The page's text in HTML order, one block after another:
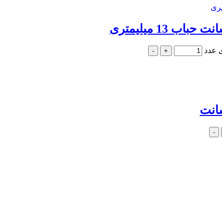
+
-
-